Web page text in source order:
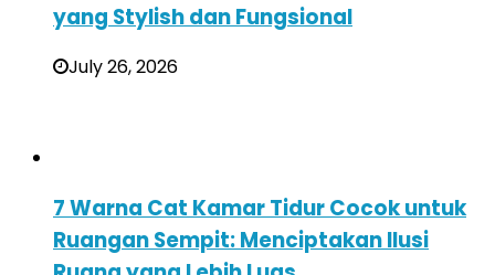
yang Stylish dan Fungsional
July 26, 2026
7 Warna Cat Kamar Tidur Cocok untuk
Ruangan Sempit: Menciptakan Ilusi